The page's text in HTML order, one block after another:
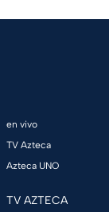
en vivo
TV Azteca
Azteca UNO
TV AZTECA